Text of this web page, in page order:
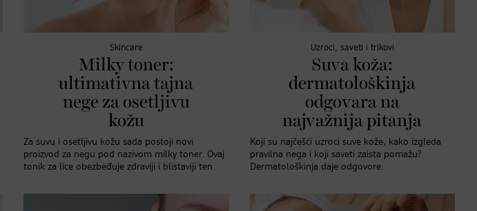
Skincare
Milky toner:
ultimativna tajna
nege za osetljivu
kožu
Za suvu i osetljivu kožu sada postoji novi
proizvod za negu pod nazivom milky toner. Ovaj
tonik za lice obezbeđuje zdraviji i blistaviji ten.
Uzroci, saveti i trikovi
Suva koža:
dermatološkinja
odgovara na
najvažnija pitanja
Koji su najčešći uzroci suve kože, kako izgleda
pravilna nega i koji saveti zaista pomažu?
Dermatološkinja daje odgovore.